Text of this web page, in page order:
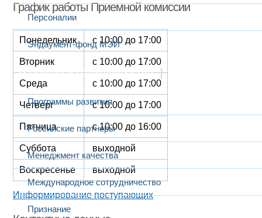
Персоналии
Эндаумент-фонд МЭИ
Развитие и сотрудничество
Программы развития
Российские партнеры
Менеджмент качества
Международное сотрудничество
Признание
График работы Приемной комиссии
Понедельник с 10:00 до 17:00
Вторник с 10:00 до 17:00
Среда с 10:00 до 17:00
Четверг с 10:00 до 17:00
Пятница с 10:00 до 16:00
Суббота выходной
Воскресенье выходной
Информир​о​вание поступающих